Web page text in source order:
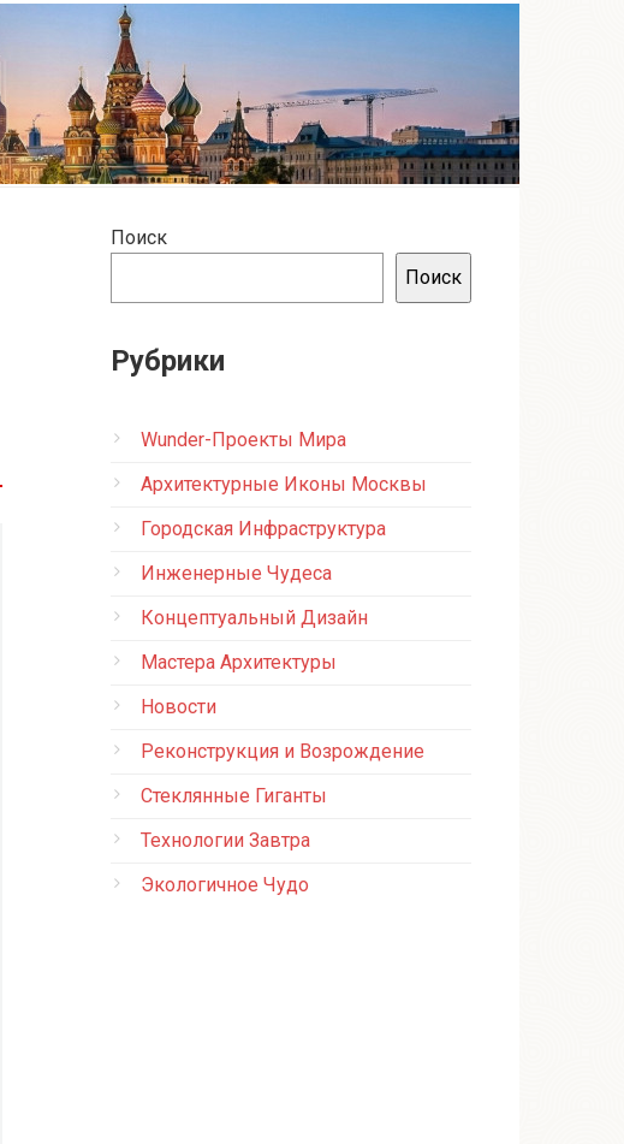
Поиск
Поиск
Рубрики
Wunder-Проекты Мира
Архитектурные Иконы Москвы
Городская Инфраструктура
Инженерные Чудеса
Концептуальный Дизайн
Мастера Архитектуры
Новости
Реконструкция и Возрождение
Стеклянные Гиганты
Технологии Завтра
Экологичное Чудо